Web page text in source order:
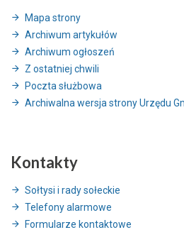
Mapa strony
Archiwum artykułów
Archiwum ogłoszeń
Z ostatniej chwili
Poczta służbowa
Archiwalna wersja strony Urzędu
Kontakty
Sołtysi i rady sołeckie
Telefony alarmowe
Formularze kontaktowe